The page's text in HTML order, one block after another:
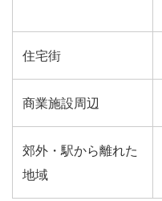
住宅街
商業施設周辺
郊外・駅から離れた
地域